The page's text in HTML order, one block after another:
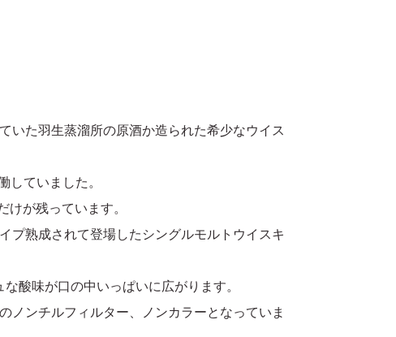
いた羽生蒸溜所の原酒か造られた希少なウイス
ていました。
が残っています。
プ熟成されて登場したシングルモルトウイスキ
酸味が口の中いっぱいに広がります。
ノンチルフィルター、ノンカラーとなっていま